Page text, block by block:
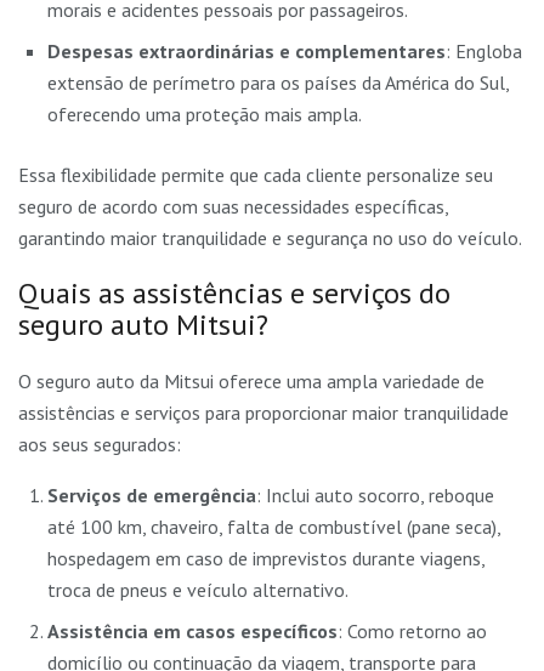
morais e acidentes pessoais por passageiros.
Despesas extraordinárias e complementares: Engloba
extensão de perímetro para os países da América do Sul,
oferecendo uma proteção mais ampla.
Essa flexibilidade permite que cada cliente personalize seu
seguro de acordo com suas necessidades específicas,
garantindo maior tranquilidade e segurança no uso do veículo.
Quais as assistências e serviços do
seguro auto Mitsui?
O seguro auto da Mitsui oferece uma ampla variedade de
assistências e serviços para proporcionar maior tranquilidade
aos seus segurados:
Serviços de emergência: Inclui auto socorro, reboque
até 100 km, chaveiro, falta de combustível (pane seca),
hospedagem em caso de imprevistos durante viagens,
troca de pneus e veículo alternativo.
Assistência em casos específicos: Como retorno ao
domicílio ou continuação da viagem, transporte para